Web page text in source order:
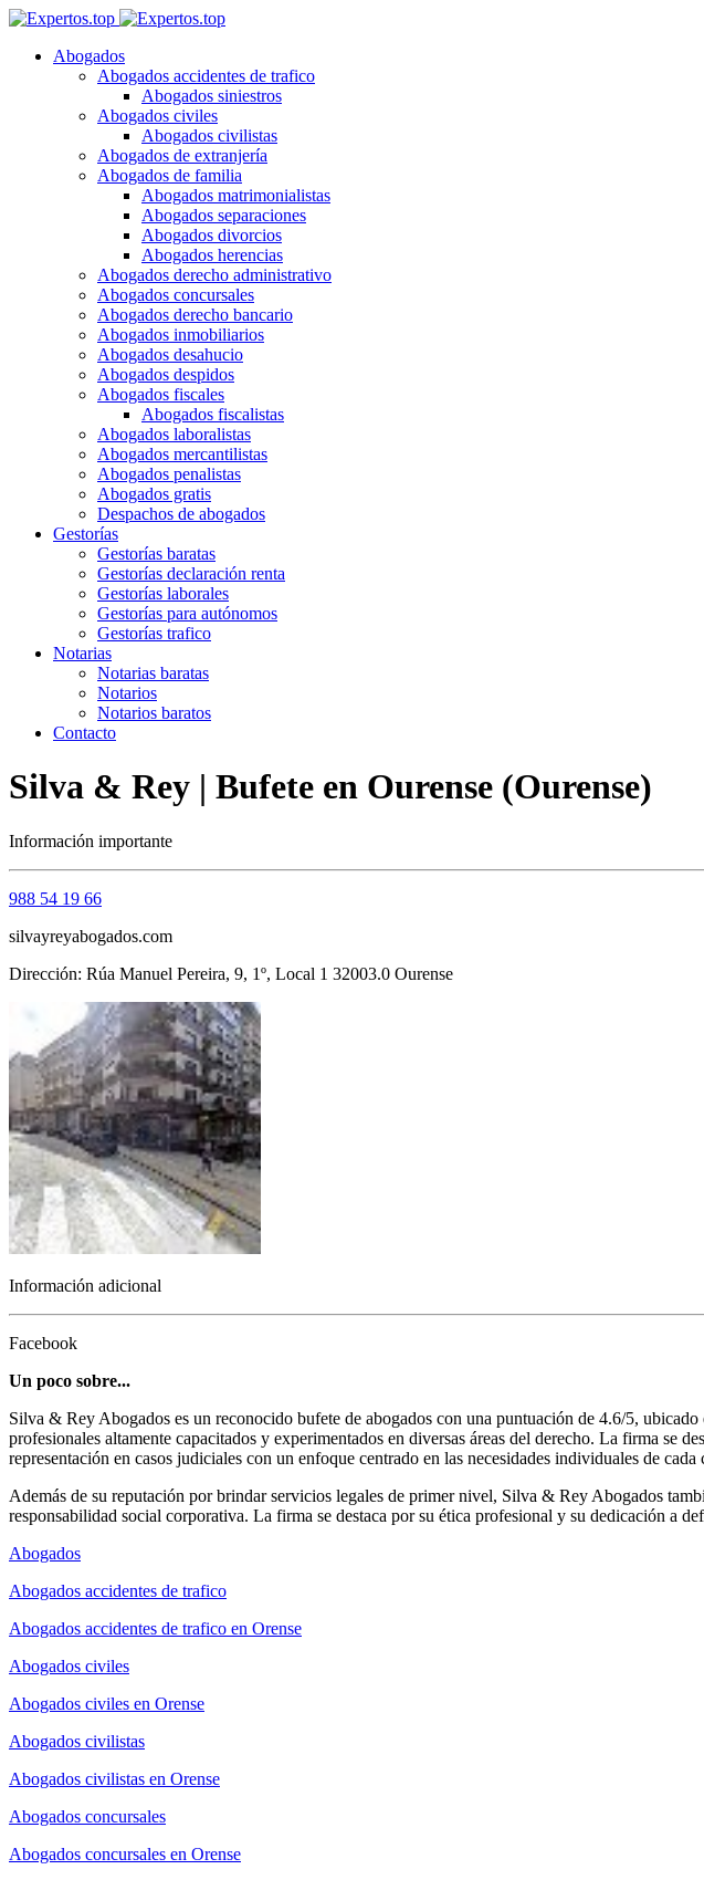
Abogados
Abogados accidentes de trafico
Abogados siniestros
Abogados civiles
Abogados civilistas
Abogados de extranjería
Abogados de familia
Abogados matrimonialistas
Abogados separaciones
Abogados divorcios
Abogados herencias
Abogados derecho administrativo
Abogados concursales
Abogados derecho bancario
Abogados inmobiliarios
Abogados desahucio
Abogados despidos
Abogados fiscales
Abogados fiscalistas
Abogados laboralistas
Abogados mercantilistas
Abogados penalistas
Abogados gratis
Despachos de abogados
Gestorías
Gestorías baratas
Gestorías declaración renta
Gestorías laborales
Gestorías para autónomos
Gestorías trafico
Notarias
Notarias baratas
Notarios
Notarios baratos
Contacto
Silva & Rey | Bufete en Ourense (Ourense)
Información importante
988 54 19 66
silvayreyabogados.com
Dirección: Rúa Manuel Pereira, 9, 1º, Local 1 32003.0 Ourense
Información adicional
Facebook
Un poco sobre...
Silva & Rey Abogados es un reconocido bufete de abogados con una puntuación de 4.6/5,
profesionales altamente capacitados y experimentados en diversas áreas del derecho. La firma se
representación en casos judiciales con un enfoque centrado en las necesidades individuales de cada
Además de su reputación por brindar servicios legales de primer nivel, Silva & Rey Abogados
responsabilidad social corporativa. La firma se destaca por su ética profesional y su dedicación a
Abogados
Abogados accidentes de trafico
Abogados accidentes de trafico en Orense
Abogados civiles
Abogados civiles en Orense
Abogados civilistas
Abogados civilistas en Orense
Abogados concursales
Abogados concursales en Orense